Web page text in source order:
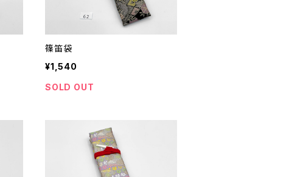
篠笛袋
¥1,540
SOLD OUT